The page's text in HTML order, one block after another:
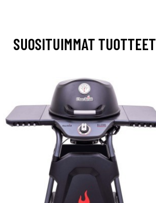
SUOSITUIMMAT TUOTTEET